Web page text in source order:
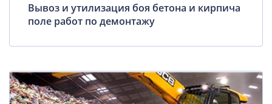
Вывоз и утилизация боя бетона и кирпича
поле работ по демонтажу